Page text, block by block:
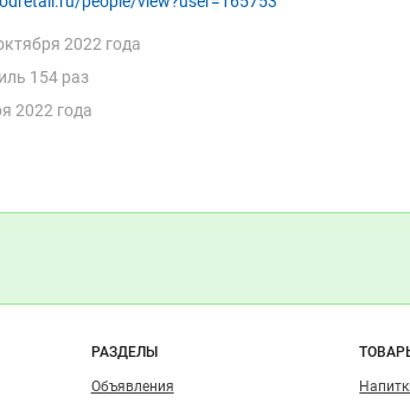
2022 года
154 раз
2022 года
РАЗДЕЛЫ
Объявления